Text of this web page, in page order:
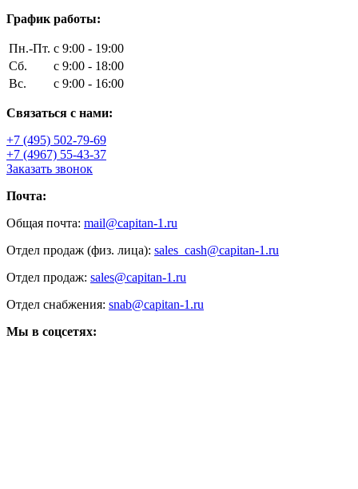
График работы:
Пн.-Пт. с 9:00 - 19:00
Сб.
с 9:00 - 18:00
Вс.
с 9:00 - 16:00
Связаться с нами:
+7 (495) 502-79-69
+7 (4967) 55-43-37
Заказать звонок
Почта:
Общая почта: mail@capitan-1.ru
Отдел продаж (физ. лица): sales_cash@capitan-1.ru
Отдел продаж: sales@capitan-1.ru
Отдел снабжения: snab@capitan-1.ru
Мы в соцсетях: